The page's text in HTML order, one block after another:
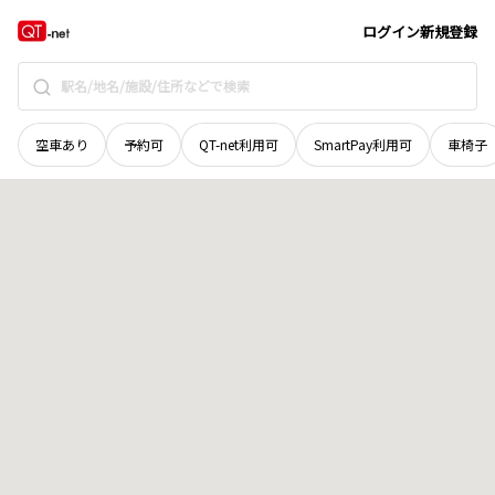
ログイン新規登録
空車あり 予約可 QT-net利用可 SmartPay利用可 車椅子
北海道